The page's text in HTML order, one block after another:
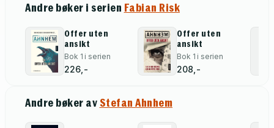
Andre bøker i serien Fabian Risk
Offer uten
ansikt
Bok 1 i serien
226,-
Offer uten
ansikt
Bok 1 i serien
208,-
Andre bøker avStefan Ahnhem